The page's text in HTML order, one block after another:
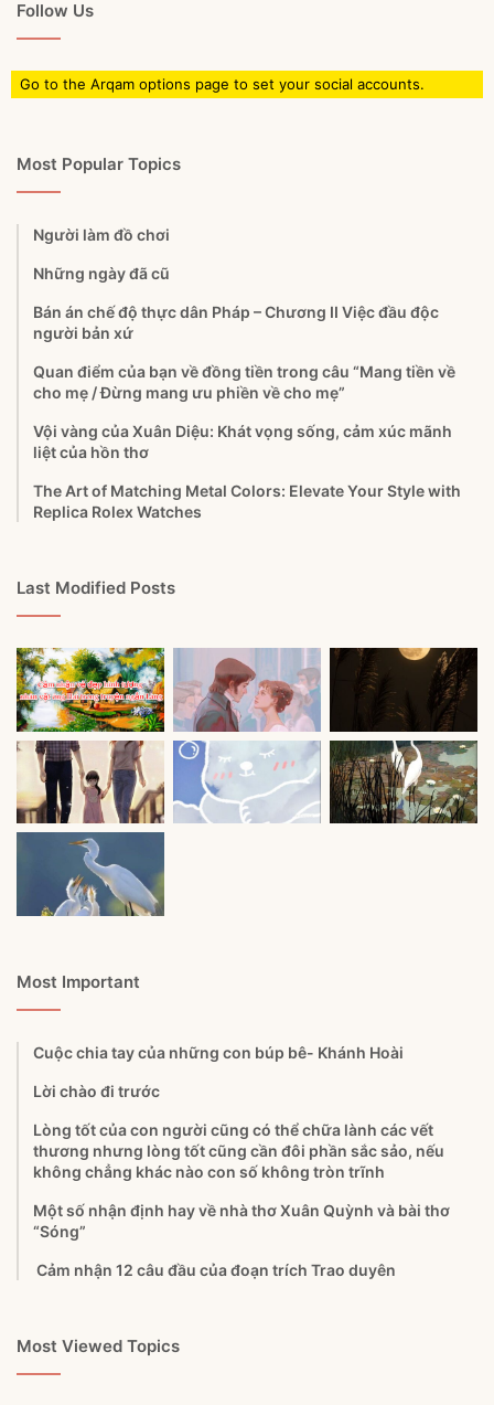
Follow Us
Go to the Arqam options page to set your social accounts.
Most Popular Topics
Người làm đồ chơi
Những ngày đã cũ
Bán án chế độ thực dân Pháp – Chương II Việc đầu độc
người bản xứ
Quan điểm của bạn về đồng tiền trong câu “Mang tiền về
cho mẹ / Đừng mang ưu phiền về cho mẹ”
Vội vàng của Xuân Diệu: Khát vọng sống, cảm xúc mãnh
liệt của hồn thơ
The Art of Matching Metal Colors: Elevate Your Style with
Replica Rolex Watches
Last Modified Posts
Most Important
Cuộc chia tay của những con búp bê- Khánh Hoài
Lời chào đi trước
Lòng tốt của con người cũng có thể chữa lành các vết
thương nhưng lòng tốt cũng cần đôi phần sắc sảo, nếu
không chẳng khác nào con số không tròn trĩnh
Một số nhận định hay về nhà thơ Xuân Quỳnh và bài thơ
“Sóng”
Cảm nhận 12 câu đầu của đoạn trích Trao duyên
Most Viewed Topics